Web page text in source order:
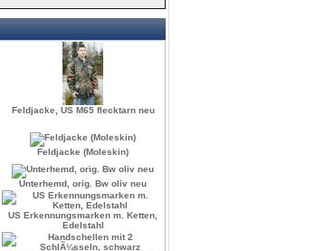
Feldjacke, US M65 flecktarn neu
Feldjacke (Moleskin)
Unterhemd, orig. Bw oliv neu
US Erkennungsmarken m. Ketten,
Edelstahl